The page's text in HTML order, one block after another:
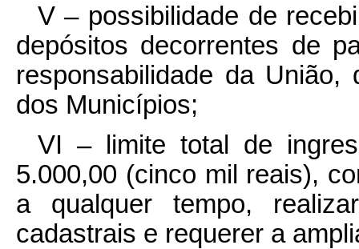
V – possibilidade de
depósitos decorrentes de
responsabilidade da
dos Municípios;
VI – limite total de
5.000,00 (cinco mil reais),
a qualquer tempo,
cadastrais e requerer a